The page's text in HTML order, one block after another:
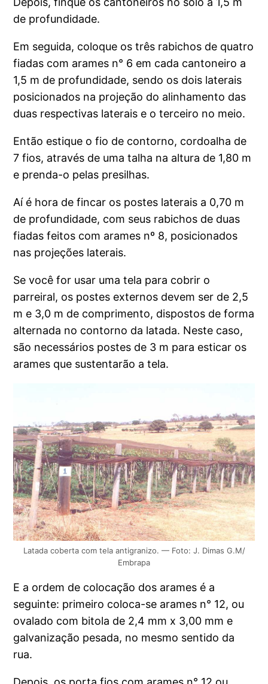
de profundidade.
Em seguida, coloque os três rabichos de quatro
fiadas com arames n° 6 em cada cantoneiro a
1,5 m de profundidade, sendo os dois laterais
posicionados na projeção do alinhamento das
duas respectivas laterais e o terceiro no meio.
Então estique o fio de contorno, cordoalha de
7 fios, através de uma talha na altura de 1,80 m
e prenda-o pelas presilhas.
Aí é hora de fincar os postes laterais a 0,70 m
de profundidade, com seus rabichos de duas
fiadas feitos com arames nº 8, posicionados
nas projeções laterais.
Se você for usar uma tela para cobrir o
parreiral, os postes externos devem ser de 2,5
m e 3,0 m de comprimento, dispostos de forma
alternada no contorno da latada. Neste caso,
são necessários postes de 3 m para esticar os
arames que sustentarão a tela.
Latada coberta com tela antigranizo. — Foto: J. Dimas G.M/
Embrapa
E a ordem de colocação dos arames é a
seguinte: primeiro coloca-se arames n° 12, ou
ovalado com bitola de 2,4 mm x 3,00 mm e
galvanização pesada, no mesmo sentido da
rua.